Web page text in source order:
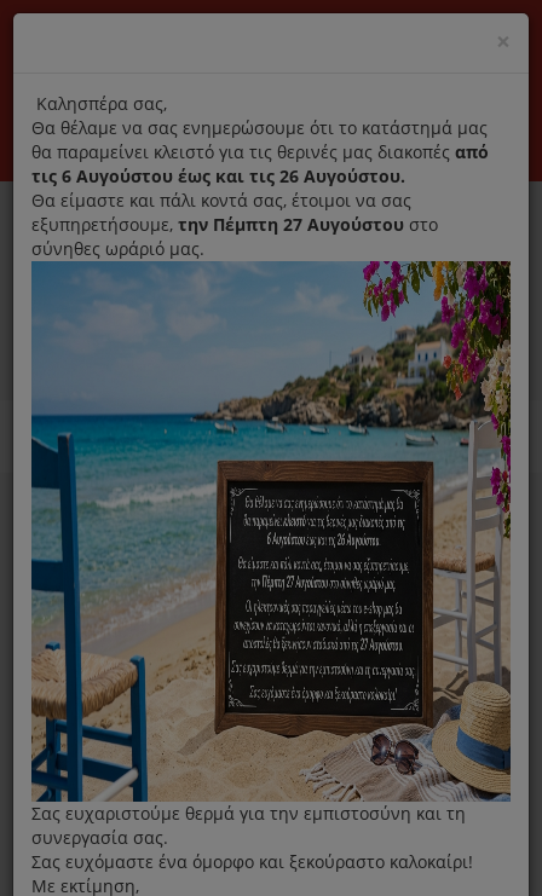
Αποκλειστικά γνήσια ανταλλακτικά
Σύνδεση Εγγραφή Εταιρεία Επικοινωνία
0
Ανταλλακτικά ηλεκτρικών συσκευών MENU
Home Χύτρα Λάστιχα
ΦΊΛΤΡΑ Ταξινόμηση ανά:
Εμφάνιση:
×
title
Καλησπέρα σας,
Θα θέλαμε να σας ενημερώσουμε ότι το κατάστημά μας
θα παραμείνει κλειστό για τις θερινές μας διακοπές από
τις 6 Αυγούστου έως και τις 26 Αυγούστου.
Θα είμαστε και πάλι κοντά σας, έτοιμοι να σας
εξυπηρετήσουμε, την Πέμπτη 27 Αυγούστου στο
σύνηθες ωράριό μας.
Σας ευχαριστούμε θερμά για την εμπιστοσύνη και τη
συνεργασία σας.
Σας ευχόμαστε ένα όμορφο και ξεκούραστο καλοκαίρι!
Με εκτίμηση,